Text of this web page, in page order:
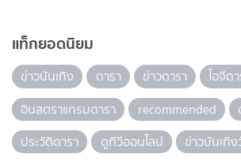
แท็กยอดนิยม
ข่าวบันเทิง ดารา ข่าวดารา
ไอจีด
อินสตราแกรมดารา
recommended
ประวัติดารา
ดูทีวีออนไลน์ ข่าวบันเทิ